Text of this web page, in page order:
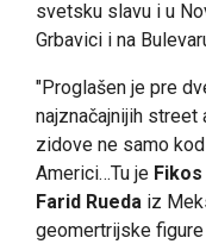
svetsku slavu i u
Grbavici i na
"Proglašen je pre
najznačajnijih street
zidove ne samo
Americi…Tu je Fikos
Farid Rueda iz
geomertrijske